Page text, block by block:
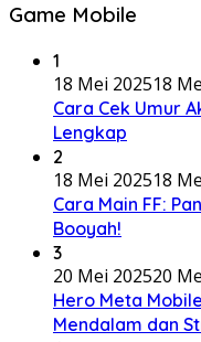
Game Mobile
1
18 Mei 202518
Cara Cek Umur
Lengkap
2
18 Mei 202518
Cara Main FF:
Booyah!
3
20 Mei 202520
Hero Meta
Mendalam dan